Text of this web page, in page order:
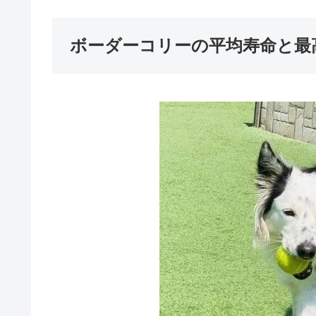
ボーダーコリーの平均寿命と最